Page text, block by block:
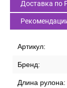
Доставка по
Артикул:
Бренд:
Длина рулона: